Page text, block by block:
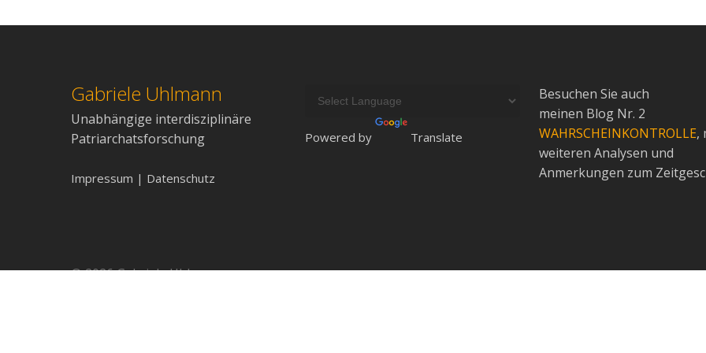
Gabriele Uhlmann
Unabhängige interdisziplinäre
Patriarchatsforschung
Impressum | Datenschutz
Powered by Translate
Besuchen Sie auch
meinen Blog Nr. 2
WAHRSCHEINKONTROLLE,
weiteren Analysen und
Anmerkungen zum
© 2026 Gabriele Uhlmann.